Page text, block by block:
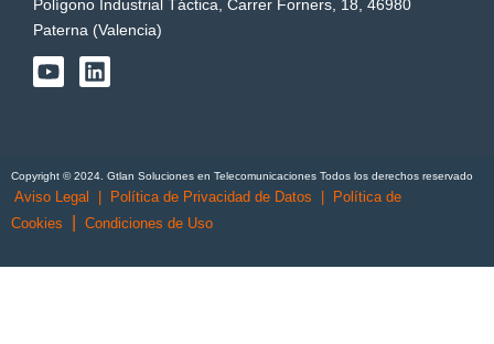
Polígono Industrial Táctica, Carrer Forners, 18, 46980
Paterna (Valencia)
Y
o
e
L
i
i
n
Copyright © 2024. Gtlan Soluciones en Telecomunicaciones Todos los derechos reservado
Aviso Legal | Política de Privacidad de Datos | Política de
Cookies
Condiciones de Uso